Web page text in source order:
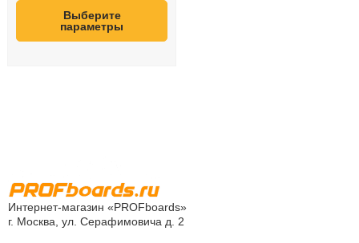
Выберите
параметры
Интернет-магазин «PROFboards»
г. Москва, ул. Серафимовича д. 2